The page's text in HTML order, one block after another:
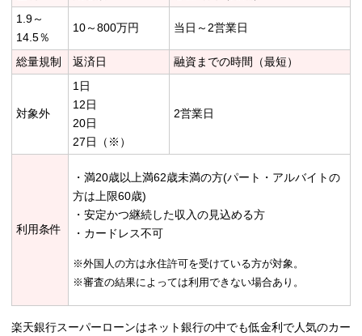
1.9～
14.5％
10～800万円 当日～2営業日
総量規制 返済日 融資までの時間（最短）
対象外
1日
12日
20日
27日（※）
2営業日
利用条件
・満20歳以上満62歳未満の方(パート・アルバイトの
方は上限60歳)
・安定かつ継続した収入の見込める方
・カードレス不可
※外国人の方は永住許可を受けている方が対象。
※審査の結果によっては利用できない場合あり。
楽天銀行スーパーローンはネット銀行の中でも低金利で人気のカー